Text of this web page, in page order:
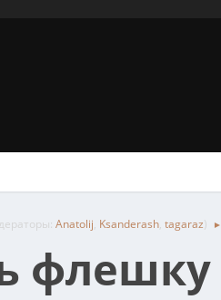
Anatolij, Ksanderash, tagaraz) ►
флешку